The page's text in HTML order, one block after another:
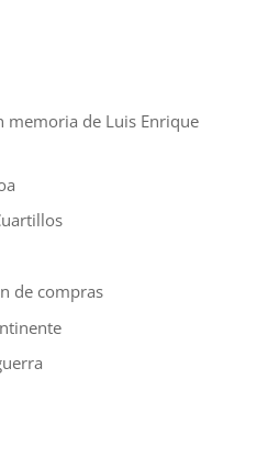
memoria de Luis Enrique
de compras